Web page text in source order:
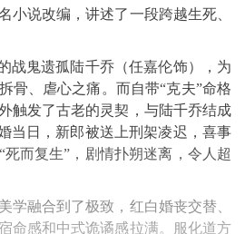
小说改编，讲述了一段跨越生死、
战鬼遗孤陆千乔（任嘉伦饰），为
骨、虐心之痛。而自带“克夫”命格
触发了古老的灵契，与陆千乔结成
当日，新郎被送上刑架凌迟，喜事
而复生”，剧情扑朔迷离，令人超
学融合到了极致，红白婚丧交替、
命感和中式诡谲感拉满。服化道方